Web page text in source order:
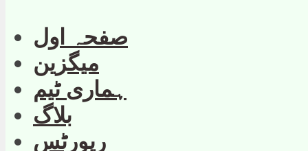
صفحہ اول
میگزین
ہماری ٹیم
بلاگ
رپورٹس